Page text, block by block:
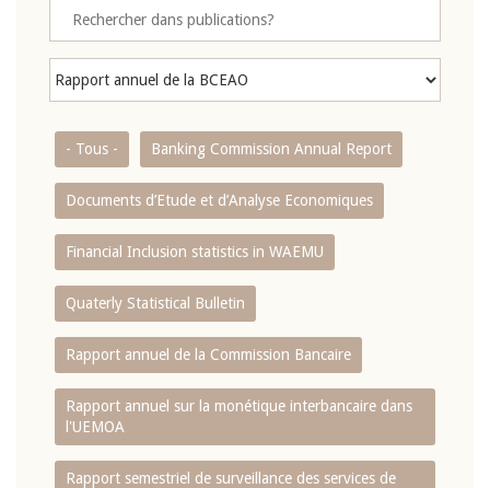
- Tous - Banking Commission Annual Report
Documents d’Etude et d’Analyse Economiques
Financial Inclusion statistics in WAEMU
Quaterly Statistical Bulletin
Rapport annuel de la Commission Bancaire
Rapport annuel sur la monétique interbancaire dans
l'UEMOA
Rapport semestriel de surveillance des services de